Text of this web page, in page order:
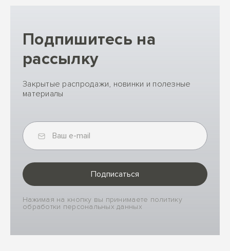
Подпишитесь на
рассылку
Закрытые распродажи, новинки и полезные
материалы
Подписаться
Нажимая на кнопку вы принимаете политику
обработки персональных данных